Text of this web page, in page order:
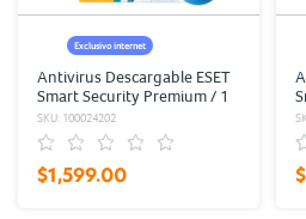
Exclusivo internet
Antivirus Descargable ESET
Smart Security Premium / 1
año / 4 dispositivos
SKU: 100024202
$1,599.00